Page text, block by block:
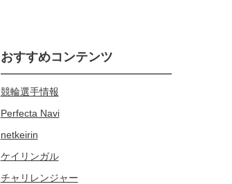
おすすめコンテンツ
競輪選手情報
Perfecta Navi
netkeirin
ケイリンガル
チャリレンジャー